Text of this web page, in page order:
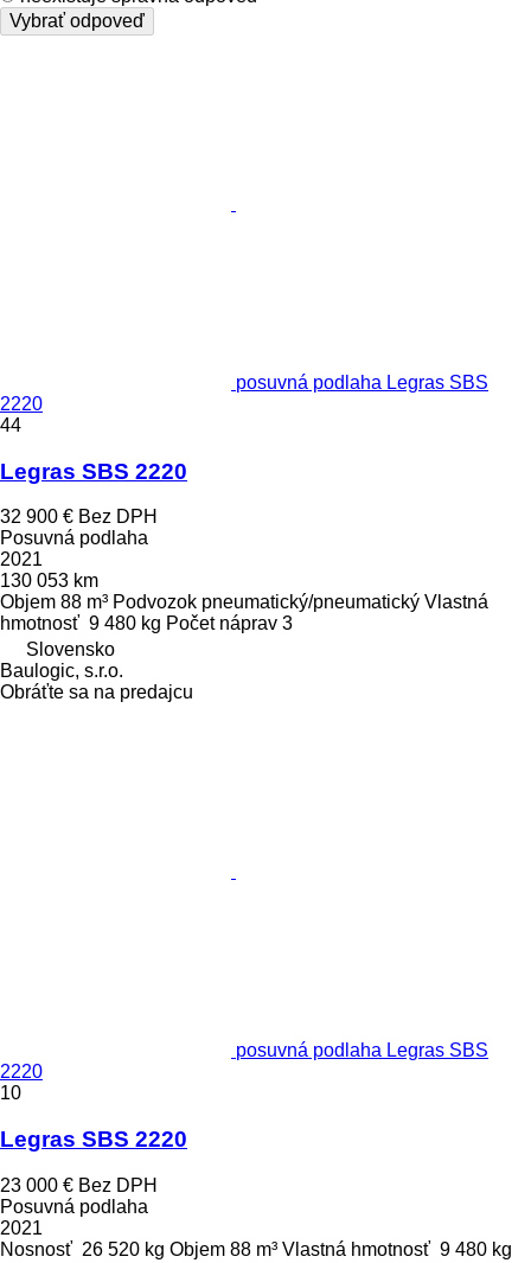
Vybrať odpoveď
posuvná podlaha Legras SBS
2220
44
Legras SBS 2220
32 900 € Bez DPH
Posuvná podlaha
2021
130 053 km
Objem 88 m³ Podvozok pneumatický/pneumatický Vlastná
hmotnosť 9 480 kg Počet náprav 3
Slovensko
Baulogic, s.r.o.
Obráťte sa na predajcu
posuvná podlaha Legras SBS
2220
10
Legras SBS 2220
23 000 € Bez DPH
Posuvná podlaha
2021
Nosnosť 26 520 kg Objem 88 m³ Vlastná hmotnosť 9 480 kg